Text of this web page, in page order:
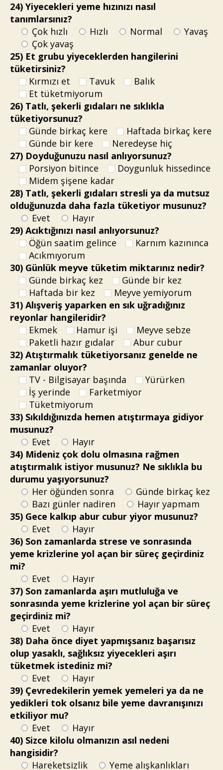
24) Yiyecekleri yeme hızınızı nasıl
tanımlarsınız?
Çok hızlı
Hızlı Normal
Yavaş
Çok yavaş
25) Et grubu yiyeceklerden hangilerini
tüketirsiniz?
Kırmızı et
Tavuk
Balık
Et tüketmiyorum
26) Tatlı, şekerli gıdaları ne sıklıkla
tüketiyorsunuz?
Günde birkaç kere
Haftada birkaç kere
Günde bir kere
Neredeyse hiç
27) Doyduğunuzu nasıl anlıyorsunuz?
Porsiyon bitince
Doygunluk hissedince
Midem şişene kadar
28) Tatlı, şekerli gıdaları stresli ya da mutsuz
olduğunuzda daha fazla tüketiyor musunuz?
Evet
Hayır
29) Acıktığınızı nasıl anlıyorsunuz?
Öğün saatim gelince
Karnım kazınınca
Acıkmıyorum
30) Günlük meyve tüketim miktarınız nedir?
Günde birkaç kez
Günde bir kez
Haftada bir kez
Meyve yemiyorum
31) Alışveriş yaparken en sık uğradığınız
reyonlar hangileridir?
Ekmek
Hamur işi
Meyve sebze
Paketli hazır gıdalar
Abur cubur
32) Atıştırmalık tüketiyorsanız genelde ne
zamanlar oluyor?
TV - Bilgisayar başında
Yürürken
İş yerinde
Farketmiyor
Tüketmiyorum
33) Sıkıldığınızda hemen atıştırmaya gidiyor
musunuz?
Evet
Hayır
34) Mideniz çok dolu olmasına rağmen
atıştırmalık istiyor musunuz? Ne sıklıkla bu
durumu yaşıyorsunuz?
Her öğünden sonra
Günde birkaç kez
Bazı günler nadiren
Hayır yapmam
35) Gece kalkıp abur cubur yiyor musunuz?
Evet
Hayır
36) Son zamanlarda strese ve sonrasında
yeme krizlerine yol açan bir süreç geçirdiniz
mi?
Evet
Hayır
37) Son zamanlarda aşırı mutluluğa ve
sonrasında yeme krizlerine yol açan bir süreç
geçirdiniz mi?
Evet
Hayır
38) Daha önce diyet yapmışsanız başarısız
olup yasaklı, sağlıksız yiyecekleri aşırı
tüketmek istediniz mi?
Evet
Hayır
39) Çevredekilerin yemek yemeleri ya da ne
yedikleri tok olsanız bile yeme davranışınızı
etkiliyor mu?
Evet
Hayır
40) Sizce kilolu olmanızın asıl nedeni
hangisidir?
Hareketsizlik
Yeme alışkanlıkları